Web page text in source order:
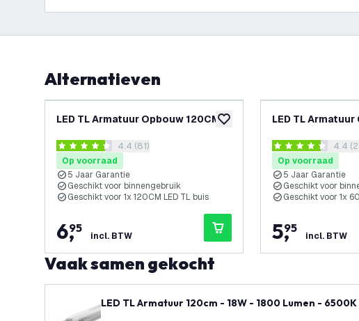
Alternatieven
toevoegen aan verlanglijst
LED TL Armatuur Opbouw 120CM
reviews drawer openen
4.4 score sterren4.4 (81)
Op voorraad
5 Jaar Garantie
Geschikt voor binnengebruik
Geschikt voor 1x 120CM LED TL buis
6,
95
incl. BTW
LED TL
4.4 score sterren4.4
Op voorraad
5 Jaar Garantie
Geschikt voor
Geschikt voor 1x
5,
95
incl. BTW
Vaak samen gekocht
LED TL Armatuur 120cm - 18W - 1800 Lumen - 6500K